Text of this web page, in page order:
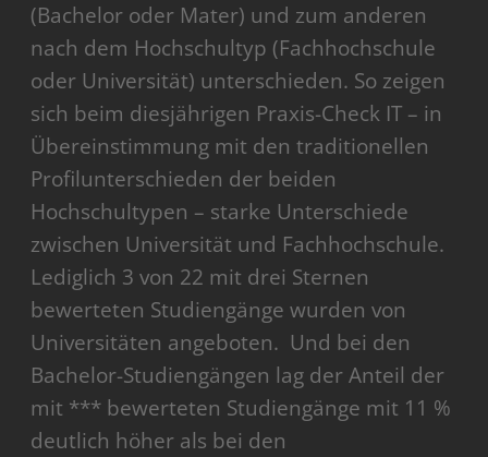
(Bachelor oder Mater) und zum anderen
nach dem Hochschultyp (Fachhochschule
oder Universität) unterschieden. So zeigen
sich beim diesjährigen Praxis-Check IT – in
Übereinstimmung mit den traditionellen
Profilunterschieden der beiden
Hochschultypen – starke Unterschiede
zwischen Universität und Fachhochschule.
Lediglich 3 von 22 mit drei Sternen
bewerteten Studiengänge wurden von
Universitäten angeboten. Und bei den
Bachelor-Studiengängen lag der Anteil der
mit *** bewerteten Studiengänge mit 11 %
deutlich höher als bei den